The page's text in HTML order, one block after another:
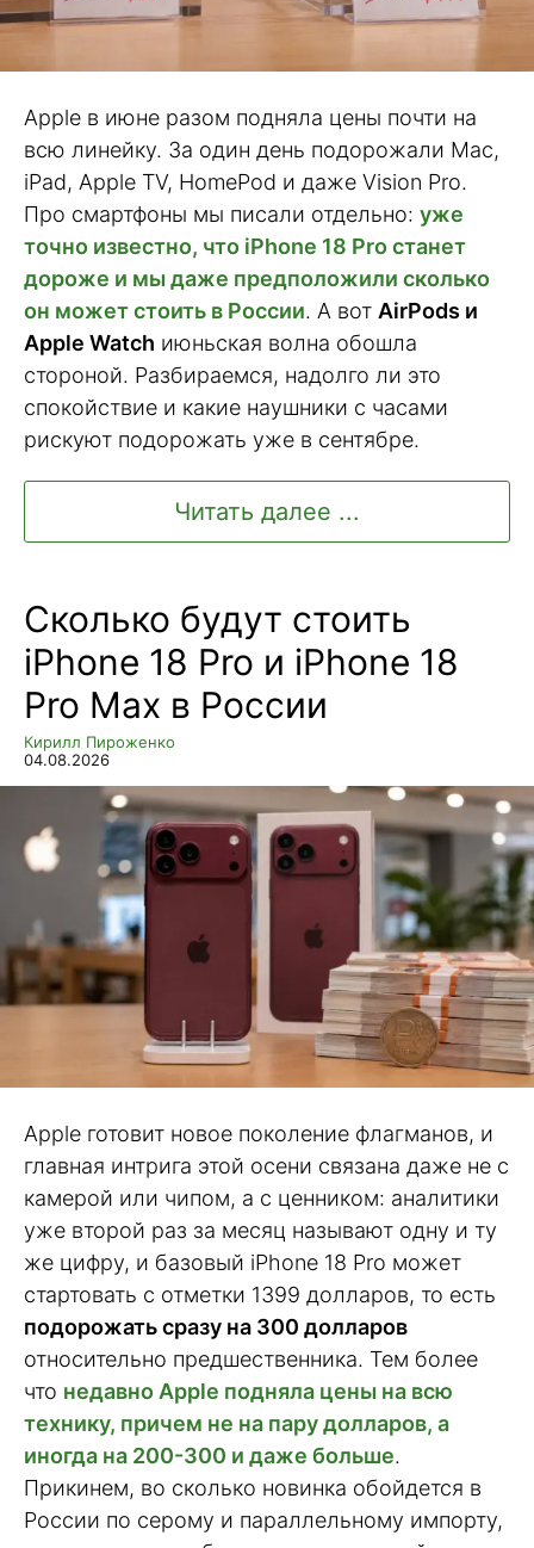
Apple в июне разом подняла цены почти на
всю линейку. За один день подорожали Mac,
iPad, Apple TV, HomePod и даже Vision Pro.
Про смартфоны мы писали отдельно: уже
точно известно, что iPhone 18 Pro станет
дороже и мы даже предположили сколько
он может стоить в России. А вот AirPods и
Apple Watch июньская волна обошла
стороной. Разбираемся, надолго ли это
спокойствие и какие наушники с часами
рискуют подорожать уже в сентябре.
Читать далее ...
Сколько будут стоить
iPhone 18 Pro и iPhone 18
Pro Max в России
Кирилл Пироженко
04.08.2026
Apple готовит новое поколение флагманов, и
главная интрига этой осени связана даже не с
камерой или чипом, а с ценником: аналитики
уже второй раз за месяц называют одну и ту
же цифру, и базовый iPhone 18 Pro может
стартовать с отметки 1399 долларов, то есть
подорожать сразу на 300 долларов
относительно предшественника. Тем более
что недавно Apple подняла цены на всю
технику, причем не на пару долларов, а
иногда на 200-300 и даже больше.
Прикинем, во сколько новинка обойдется в
России по серому и параллельному импорту,